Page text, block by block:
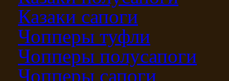
Казаки сапоги
Чопперы туфли
Чопперы полусапоги
Чопперы сапоги